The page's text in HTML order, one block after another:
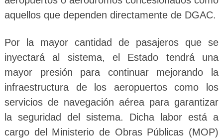
aquellos que dependen directamente de DGAC.
Por la mayor cantidad de pasajeros que se
inyectará al sistema, el Estado tendrá una
mayor presión para continuar mejorando la
infraestructura de los aeropuertos como los
servicios de navegación aérea para garantizar
la seguridad del sistema. Dicha labor está a
cargo del Ministerio de Obras Públicas (MOP)